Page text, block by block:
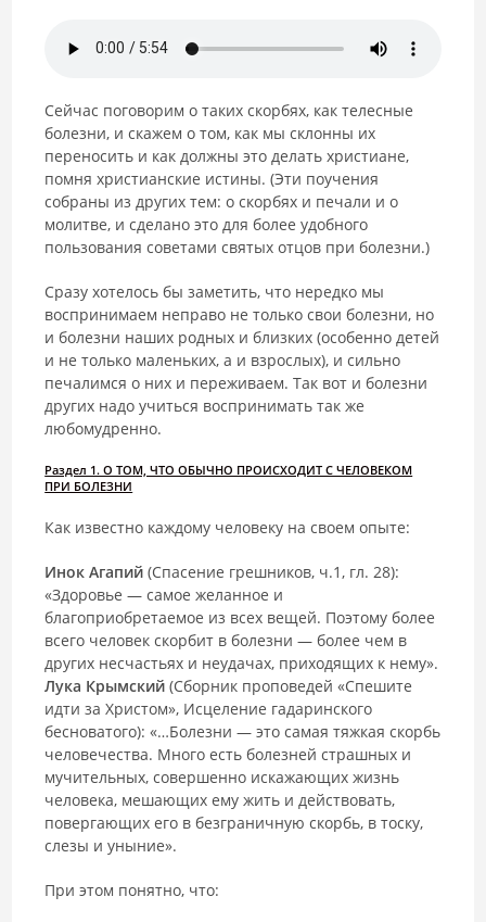
Сейчас поговорим о таких скорбях, как телесные
болезни, и скажем о том, как мы склонны их
переносить и как должны это делать христиане,
помня христианские истины. (Эти поучения
собраны из других тем: о скорбях и печали и о
молитве, и сделано это для более удобного
пользования советами святых отцов при болезни.)
Сразу хотелось бы заметить, что нередко мы
воспринимаем неправо не только свои болезни, но
и болезни наших родных и близких (особенно детей
и не только маленьких, а и взрослых), и сильно
печалимся о них и переживаем. Так вот и болезни
других надо учиться воспринимать так же
любомудренно.
Раздел 1. О ТОМ, ЧТО ОБЫЧНО ПРОИСХОДИТ С ЧЕЛОВЕКОМ
ПРИ БОЛЕЗНИ
Как известно каждому человеку на своем опыте:
Инок Агапий(Спасение грешников, ч.1, гл. 28):
«Здоровье — самое желанное и
благоприобретаемое из всех вещей. Поэтому более
всего человек скорбит в болезни — более чем в
других несчастьях и неудачах, приходящих к нему».
Лука Крымский (Сборник проповедей «Спешите
идти за Христом», Исцеление гадаринского
бесноватого): «…Болезни — это самая тяжкая скорбь
человечества. Много есть болезней страшных и
мучительных, совершенно искажающих жизнь
человека, мешающих ему жить и действовать,
повергающих его в безграничную скорбь, в тоску,
слезы и уныние».
При этом понятно, что: